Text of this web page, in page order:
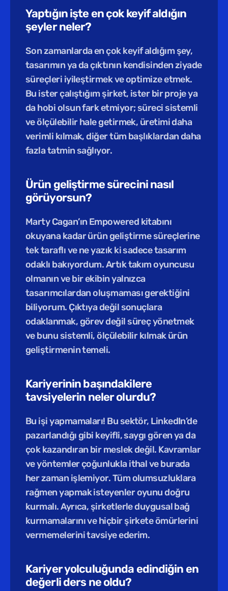
Yaptığın işte en çok keyif aldığın
şeyler neler?
Son zamanlarda en çok keyif aldığım şey,
tasarımın ya da çıktının kendisinden ziyade
süreçleri iyileştirmek ve optimize etmek.
Bu ister çalıştığım şirket, ister bir proje ya
da hobi olsun fark etmiyor; süreci sistemli
ve ölçülebilir hale getirmek, üretimi daha
verimli kılmak, diğer tüm başlıklardan daha
fazla tatmin sağlıyor.
Ürün geliştirme sürecini nasıl
görüyorsun?
Marty Cagan’ın Empowered kitabını
okuyana kadar ürün geliştirme süreçlerine
tek taraflı ve ne yazık ki sadece tasarım
odaklı bakıyordum. Artık takım oyuncusu
olmanın ve bir ekibin yalnızca
tasarımcılardan oluşmaması gerektiğini
biliyorum. Çıktıya değil sonuçlara
odaklanmak, görev değil süreç yönetmek
ve bunu sistemli, ölçülebilir kılmak ürün
geliştirmenin temeli.
Kariyerinin başındakilere
tavsiyelerin neler olurdu?
Bu işi yapmamaları! Bu sektör, LinkedIn’de
pazarlandığı gibi keyifli, saygı gören ya da
çok kazandıran bir meslek değil. Kavramlar
ve yöntemler çoğunlukla ithal ve burada
her zaman işlemiyor. Tüm olumsuzluklara
rağmen yapmak isteyenler oyunu doğru
kurmalı. Ayrıca, şirketlerle duygusal bağ
kurmamalarını ve hiçbir şirkete ömürlerini
vermemelerini tavsiye ederim.
Kariyer yolculuğunda edindiğin en
değerli ders ne oldu?